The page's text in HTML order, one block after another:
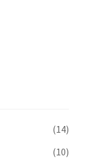
(14)
(10)